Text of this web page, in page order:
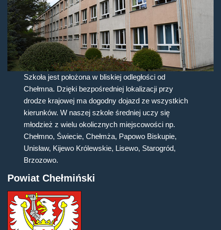
Szkoła jest położona w bliskiej odległości od
Chełmna. Dzięki bezpośredniej lokalizacji przy
drodze krajowej ma dogodny dojazd ze wszystkich
kierunków. W naszej szkole średniej uczy się
młodzież z wielu okolicznych miejscowości np.
Chełmno, Świecie, Chełmża, Papowo Biskupie,
Unisław, Kijewo Królewskie, Lisewo, Starogród,
Brzozowo.
Powiat Chełmiński